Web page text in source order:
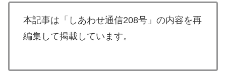
本記事は「しあわせ通信208号」の内容を再
編集して掲載しています。